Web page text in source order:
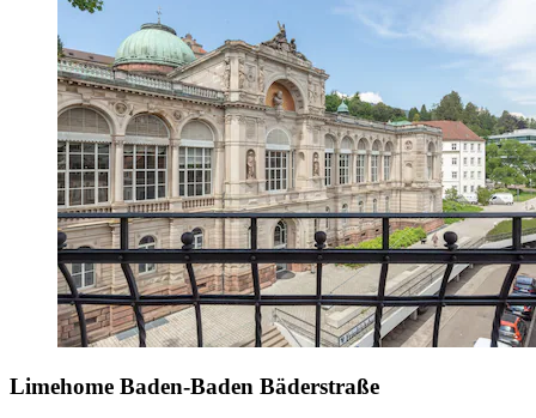
Limehome Baden-Baden Bäderstraße